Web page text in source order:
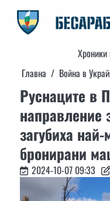
content
Хроники
Главна
Война в
Руснаците в
направление
загубиха
бронирани
2024-10-07 09:33